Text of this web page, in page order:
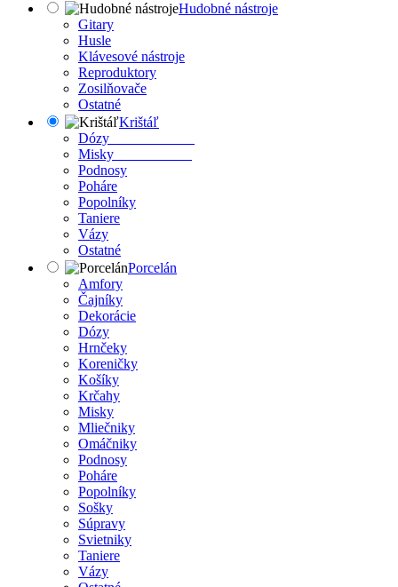
Hudobné nástroje
Gitary
Husle
Klávesové nástroje
Reproduktory
Zosilňovače
Ostatné
Krištáľ
Dózy
Misky
Podnosy
Poháre
Popolníky
Taniere
Vázy
Ostatné
Porcelán
Amfory
Čajníky
Dekorácie
Dózy
Hrnčeky
Koreničky
Košíky
Krčahy
Misky
Mliečniky
Omáčniky
Podnosy
Poháre
Popolníky
Sošky
Súpravy
Svietniky
Taniere
Vázy